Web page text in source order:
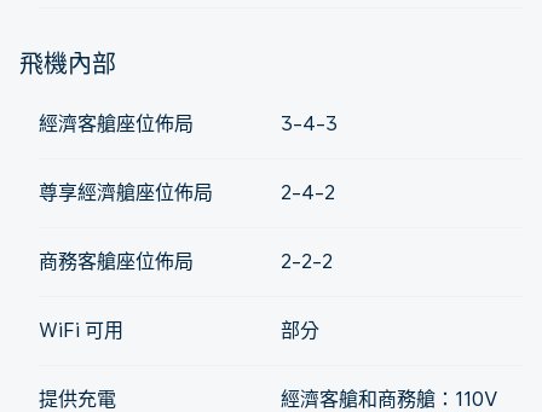
飛機內部
經濟客艙座位佈局 3-4-3
尊享經濟艙座位佈局 2-4-2
商務客艙座位佈局 2-2-2
WiFi 可用 部分
提供充電
經濟客艙和商務艙：110V